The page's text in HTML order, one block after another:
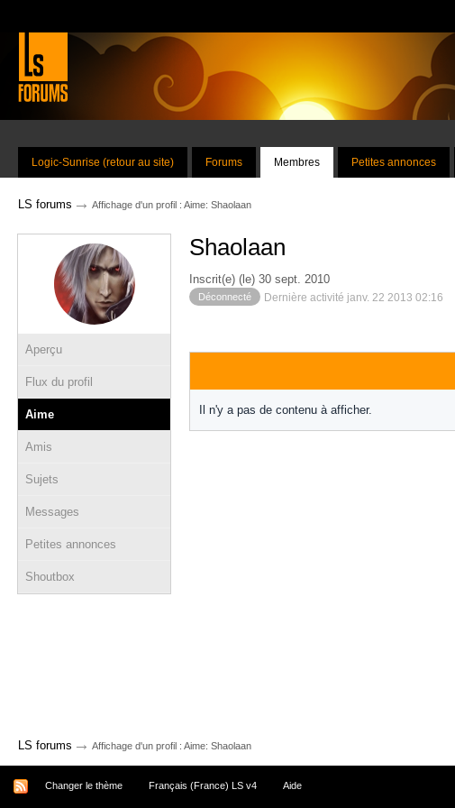
Logic-Sunrise (retour au site) Forums Membres Petites annonces
LS forums → Affichage d'un profil : Aime: Shaolaan
Aperçu
Flux du profil
Aime
Amis
Sujets
Messages
Petites annonces
Shoutbox
Shaolaan
Inscrit(e) (le) 30 sept. 2010
Déconnecté Dernière activité janv. 22 2013 02:16
Il n'y a pas de contenu à afficher.
LS forums → Affichage d'un profil : Aime: Shaolaan
Changer le thème Français (France) LS v4 Aide